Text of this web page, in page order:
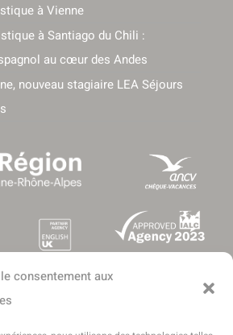
consentement aux
à Vienne
à Santiago du Chili :
au cœur des Andes
nouveau stagiaire LEA Séjours